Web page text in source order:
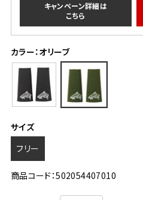
キャンペーン詳細は
こちら
カラー：オリーブ
サイズ
フリー
商品コード：502054407010